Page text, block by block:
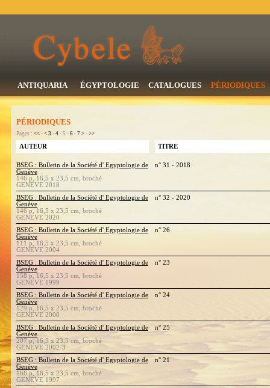
ANTIQUARIA ÉGYPTOLOGIE CATALOGUES PÉRIODIQUES
PÉRIODIQUES
Pages : << - < 3 - 4 - 5 - 6 - 7 > - >>
AUTEUR TITRE
BSEG : Bulletin de la Société d' Egyptologie de
Genève
146 p, 16,5 x 23,5 cm, broché
GENEVE 2018
n° 31 - 2018
BSEG : Bulletin de la Société d' Egyptologie de
Genève
146 p, 16,5 x 23,5 cm, broché
GENEVE 2020
n° 32 - 2020
BSEG : Bulletin de la Société d' Egyptologie de
Genève
111 p, 16,5 x 23,5 cm, broché
GENEVE 2004
n° 26
BSEG : Bulletin de la Société d' Egyptologie de
Genève
158 p, 16,5 x 23,5 cm, broché
GENEVE 1999
n° 23
BSEG : Bulletin de la Société d' Egyptologie de
Genève
129 p, 16,5 x 23,5 cm, broché
GENEVE 2000
n° 24
BSEG : Bulletin de la Société d' Egyptologie de
Genève
207 p, 16,5 x 23,5 cm, broché
GENEVE 2002-3
n° 25
BSEG : Bulletin de la Société d' Egyptologie de
Genève
166 p, 16,5 x 23,5 cm, broché
GENEVE 1997
n° 21